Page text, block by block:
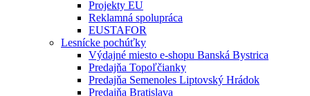
Projekty EU
Reklamná spolupráca
EUSTAFOR
Lesnícke pochúťky
Výdajné miesto e-shopu Banská Bystrica
Predajňa Topoľčianky
Predajňa Semenoles Liptovský Hrádok
Predajňa Bratislava